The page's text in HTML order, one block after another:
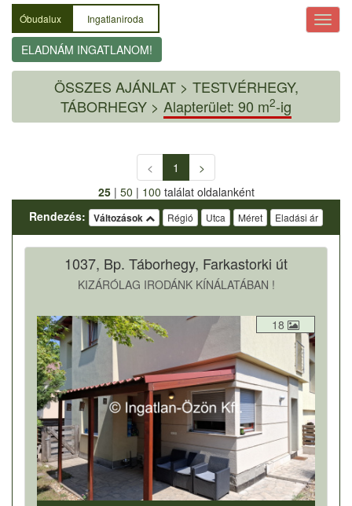
Óbudalux Ingatlaniroda
ELADNÁM INGATLANOM!
ÖSSZES AJÁNLAT> TESTVÉRHEGY,
TÁBORHEGY > Alapterület: 90 m2-ig
< 1
>
25| 50 | 100 találat oldalanként
Rendezés:
Változások Régió Utca Méret Eladási ár
1037, Bp. Táborhegy, Farkastorki út
KIZÁRÓLAG IRODÁNK KÍNÁLATÁBAN !
18